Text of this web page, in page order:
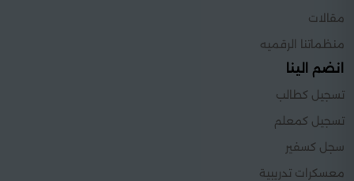
مقالات
منظماتنا الرقميه
انضم الينا
تسجيل كطالب
تسجيل كمعلم
سجل كسفير
معسكرات تدريبية